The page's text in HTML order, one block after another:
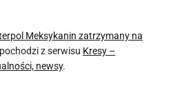
Meksykanin zatrzymany na
pochodzi z serwisu Kresy –
newsy.